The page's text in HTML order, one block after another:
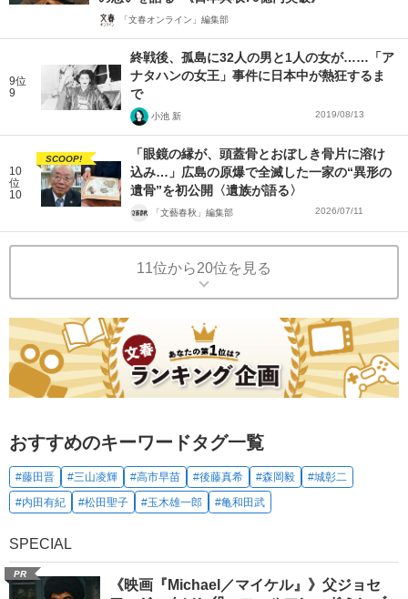
「文春オンライン」編集部
9位
9
終戦後、孤島に32人の男と1人の女が……「ア
ナタハンの女王」事件に日本中が熱狂するま
で
小池 新 2019/08/13
10
位
10
SCOOP!
「眼鏡の縁が、頭蓋骨とおぼしき骨片に溶け
込み…」広島の原爆で全滅した一家の“異形の
遺骨”を初公開〈遺族が語る〉
「文藝春秋」編集部 2026/07/11
11位から20位を見る
おすすめのキーワードタグ一覧
#藤田晋 #三山凌輝 #高市早苗 #後藤真希 #森岡毅
#城彰二
#内田有紀
#松田聖子 #玉木雄一郎 #亀和田武
SPECIAL
PR
《映画『Michael／マイケル』》父ジョセ